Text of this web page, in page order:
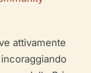
attivamente